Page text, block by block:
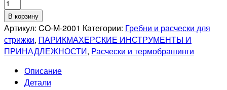
Количество
товара
DEWAL
PRO
MAGNESIUM
рабочая
комбинированная,
В корзину
Артикул: CO-M-2001 Категории: Гребни и расчески для
стрижки, ПАРИКМАХЕРСКИЕ ИНСТРУМЕНТЫ И
ПРИНАДЛЕЖНОСТИ, Расчески и термобрашинги
Описание
Детали